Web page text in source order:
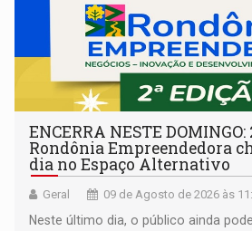
ENCERRA NESTE DOMINGO:
Rondônia Empreendedora
dia no Espaço Alternativo
Geral 09 de Agosto de 2026 às
Neste último dia, o público ainda